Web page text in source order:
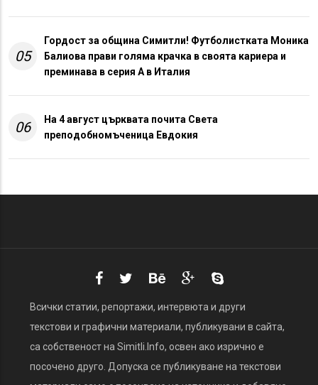
05
Гордост за община Симитли! Футболистката Моника
Балиова прави голяма крачка в своята кариера и
преминава в серия А в Италия
06
На 4 август църквата почита Света
преподобномъченица Евдокия
Всички статии, репортажи, интервюта и други
текстови и графични материали, публикувани в сайта,
са собственост на Simitli.Info, освен ако изрично е
посочено друго. Допуска се публикуване на текстови